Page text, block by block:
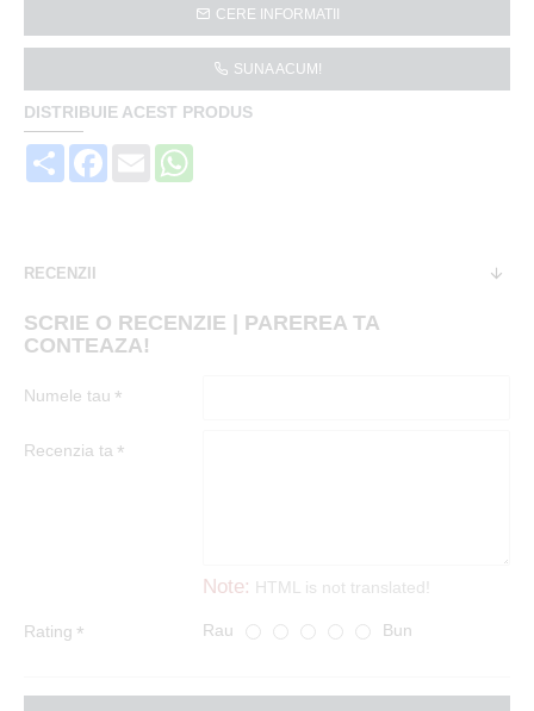
CERE INFORMATII
SUNA ACUM!
DISTRIBUIE ACEST PRODUS
Share Facebook
Email
RECENZII
SCRIE O RECENZIE | PAREREA TA
CONTEAZA!
Numele tau
Recenzia ta
Note: HTML is not translated!
Rating Rau Bun